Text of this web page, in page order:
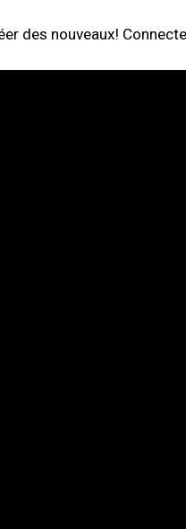
des nouveaux!